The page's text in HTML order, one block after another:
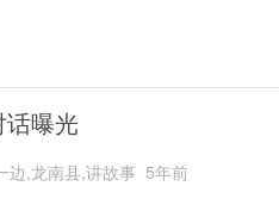
曝光
边,龙南县,讲故事 5年前